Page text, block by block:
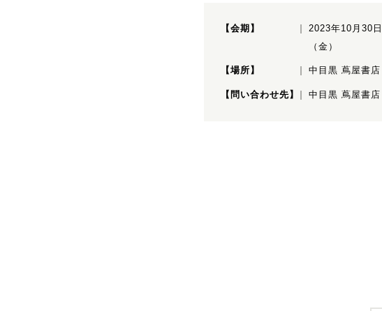
【会期】
2023年10月30
（金）
【場所】 中目黒 蔦屋書
【問い合わせ先】 中目黒 蔦屋書